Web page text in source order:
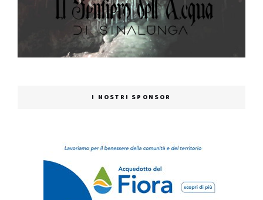
I NOSTRI SPONSOR